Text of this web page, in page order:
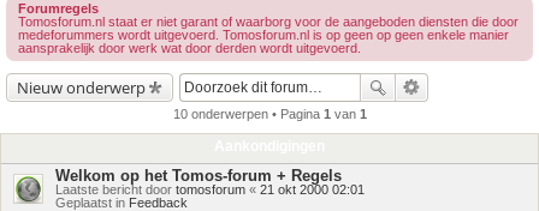
Forumregels
Tomosforum.nl staat er niet garant of waarborg voor de aangeboden diensten die door
medeforummers wordt uitgevoerd. Tomosforum.nl is op geen op geen enkele manier
aansprakelijk door werk wat door derden wordt uitgevoerd.
Nieuw onderwerp
10 onderwerpen • Pagina 1 van 1
Welkom op het Tomos-forum + Regels
Laatste bericht door tomosforum « 21 okt 2000 02:01
Geplaatst in Feedback